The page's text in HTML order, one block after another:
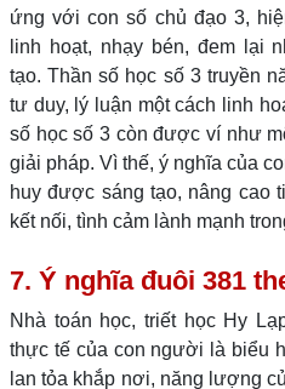
ứng với con số chủ đạo 3,
linh hoạt, nhạy bén, đem lại
tạo. Thần số học số 3 truyền
tư duy, lý luận một cách linh
số học số 3 còn được ví như
giải pháp. Vì thế, ý nghĩa của
huy được sáng tạo, nâng cao
kết nối, tình cảm lành mạnh
7. Ý nghĩa đuôi 381
Nhà toán học, triết học Hy
thực tế của con người là biểu
lan tỏa khắp nơi, năng lượng